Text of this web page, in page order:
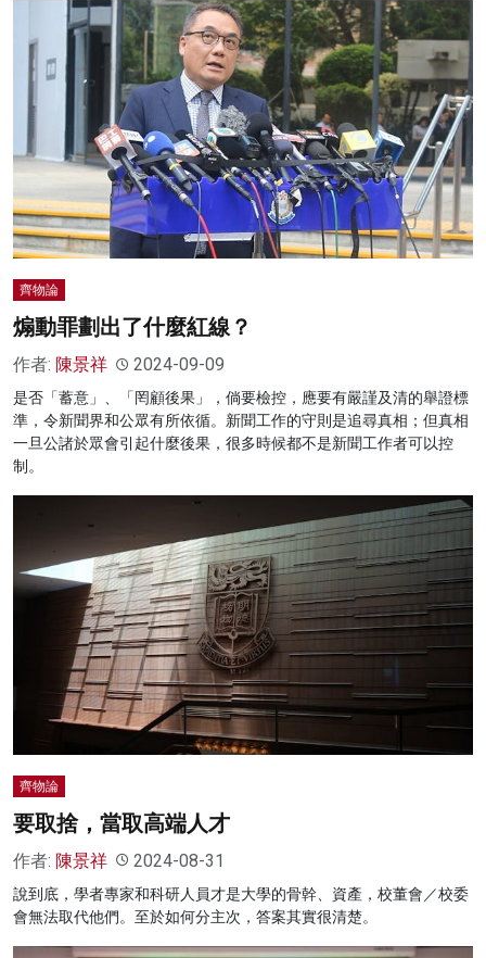
齊物論
煽動罪劃出了什麼紅線？
作者: 陳景祥 2024-09-09
是否「蓄意」、「罔顧後果」，倘要檢控，應要有嚴謹及清的舉證標
準，令新聞界和公眾有所依循。新聞工作的守則是追尋真相；但真相
一旦公諸於眾會引起什麼後果，很多時候都不是新聞工作者可以控
制。
齊物論
要取捨，當取高端人才
作者: 陳景祥 2024-08-31
說到底，學者專家和科研人員才是大學的骨幹、資產，校董會／校委
會無法取代他們。至於如何分主次，答案其實很清楚。